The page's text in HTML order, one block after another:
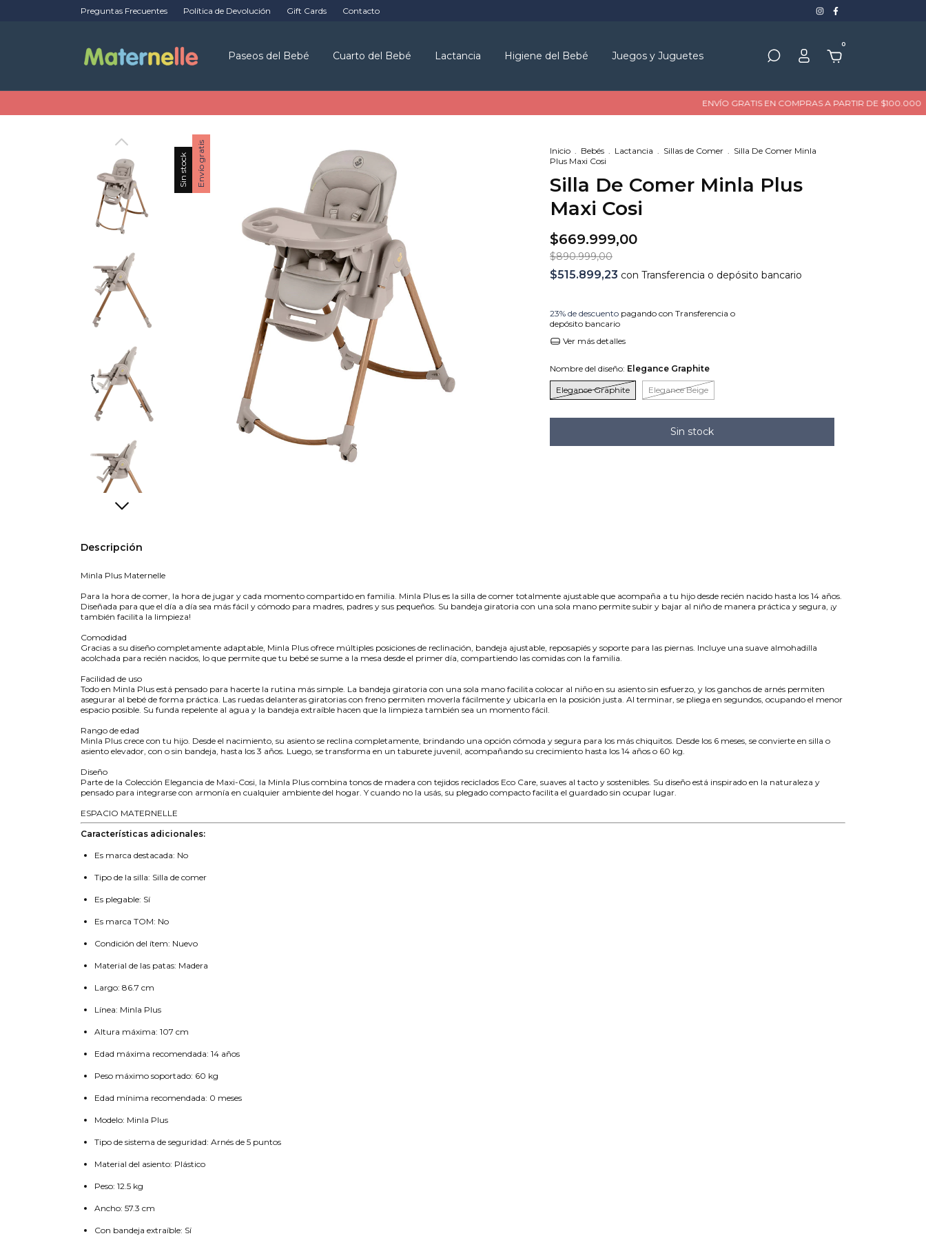
Preguntas Frecuentes Política de Devolución Gift Cards Contacto
Paseos del Bebé Cuarto del Bebé Lactancia Higiene del Bebé Juegos y Juguetes
0
ENVÍO GRATIS EN COMPRAS A PARTIR DE $100.000
Sin stock Envío gratis Inicio . Bebés . Lactancia . Sillas de Comer . Silla De Comer Minla
Plus Maxi Cosi
Silla De Comer Minla Plus
Maxi Cosi
$669.999,00
$890.999,00
$515.899,23 con Transferencia o depósito bancario
23% de descuento pagando con Transferencia o
depósito bancario
Ver más detalles
Nombre del diseño: Elegance Graphite
Elegance Graphite Elegance Beige
Descripción
Minla Plus Maternelle
Para la hora de comer, la hora de jugar y cada momento compartido en familia. Minla Plus es la silla de comer totalmente ajustable que acompaña a tu hijo desde recién nacido hasta los 14 años.
Diseñada para que el día a día sea más fácil y cómodo para madres, padres y sus pequeños. Su bandeja giratoria con una sola mano permite subir y bajar al niño de manera práctica y segura, ¡y
también facilita la limpieza!
Comodidad
Gracias a su diseño completamente adaptable, Minla Plus ofrece múltiples posiciones de reclinación, bandeja ajustable, reposapiés y soporte para las piernas. Incluye una suave almohadilla
acolchada para recién nacidos, lo que permite que tu bebé se sume a la mesa desde el primer día, compartiendo las comidas con la familia.
Facilidad de uso
Todo en Minla Plus está pensado para hacerte la rutina más simple. La bandeja giratoria con una sola mano facilita colocar al niño en su asiento sin esfuerzo, y los ganchos de arnés permiten
asegurar al bebé de forma práctica. Las ruedas delanteras giratorias con freno permiten moverla fácilmente y ubicarla en la posición justa. Al terminar, se pliega en segundos, ocupando el menor
espacio posible. Su funda repelente al agua y la bandeja extraíble hacen que la limpieza también sea un momento fácil.
Rango de edad
Minla Plus crece con tu hijo. Desde el nacimiento, su asiento se reclina completamente, brindando una opción cómoda y segura para los más chiquitos. Desde los 6 meses, se convierte en silla o
asiento elevador, con o sin bandeja, hasta los 3 años. Luego, se transforma en un taburete juvenil, acompañando su crecimiento hasta los 14 años o 60 kg.
Diseño
Parte de la Colección Elegancia de Maxi-Cosi, la Minla Plus combina tonos de madera con tejidos reciclados Eco Care, suaves al tacto y sostenibles. Su diseño está inspirado en la naturaleza y
pensado para integrarse con armonía en cualquier ambiente del hogar. Y cuando no la usás, su plegado compacto facilita el guardado sin ocupar lugar.
ESPACIO MATERNELLE
Características adicionales:
Es marca destacada: No
Tipo de la silla: Silla de comer
Es plegable: Sí
Es marca TOM: No
Condición del ítem: Nuevo
Material de las patas: Madera
Largo: 86.7 cm
Línea: Minla Plus
Altura máxima: 107 cm
Edad máxima recomendada: 14 años
Peso máximo soportado: 60 kg
Edad mínima recomendada: 0 meses
Modelo: Minla Plus
Tipo de sistema de seguridad: Arnés de 5 puntos
Material del asiento: Plástico
Peso: 12.5 kg
Ancho: 57.3 cm
Con bandeja extraíble: Sí